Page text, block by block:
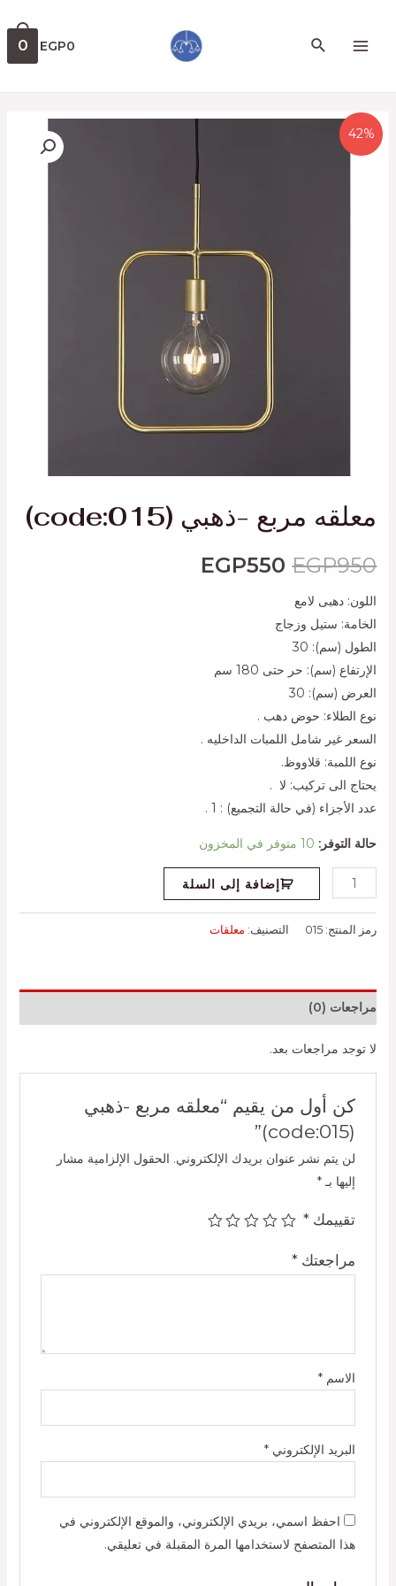
EGP0
0
42%
معلقه مربع -ذهبي (code:015)
EGP950
EGP550
اللون: دهبى لامع
الخامة: ستيل وزجاج
الطول (سم): 30
الإرتفاع (سم): حر حتى 180 سم
العرض (سم): 30
نوع الطلاء: حوض دهب .
السعر غير شامل اللمبات الداخليه .
نوع اللمبة: قلاووظ.
يحتاج الى تركيب: لا .
عدد الأجزاء (في حالة التجميع) : 1 .
حالة التوفر: 10 متوفر في المخزون
إضافة إلى السلة
رمز المنتج: 015 التصنيف: معلقات
مراجعات (0)
لا توجد مراجعات بعد.
كن أول من يقيم “معلقه مربع -ذهبي
(code:015)”
لن يتم نشر عنوان بريدك الإلكتروني. الحقول الإلزامية مشار
إليها بـ*
تقييمك *
مراجعتك *
الاسم *
البريد الإلكتروني *
احفظ اسمي، بريدي الإلكتروني، والموقع الإلكتروني في
هذا المتصفح لاستخدامها المرة المقبلة في تعليقي.